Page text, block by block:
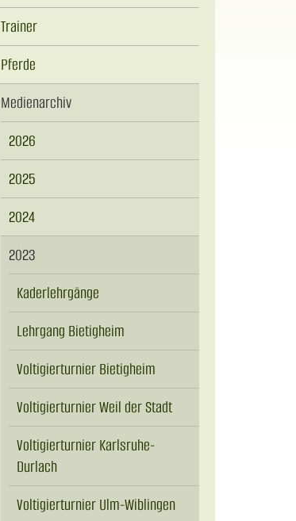
Trainer
Pferde
Medienarchiv
2026
2025
2024
2023
Kaderlehrgänge
Lehrgang Bietigheim
Voltigierturnier Bietigheim
Voltigierturnier Weil der Stadt
Voltigierturnier Karlsruhe-
Durlach
Voltigierturnier Ulm-Wiblingen